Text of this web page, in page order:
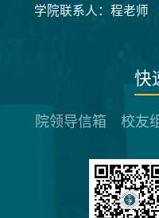
学院联系人：程老
快
院领导信箱 校友